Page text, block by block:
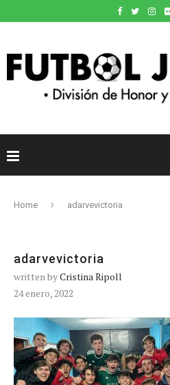
Home adarvevictoria
adarvevictoria
written byCristina Ripoll
24 enero, 2022